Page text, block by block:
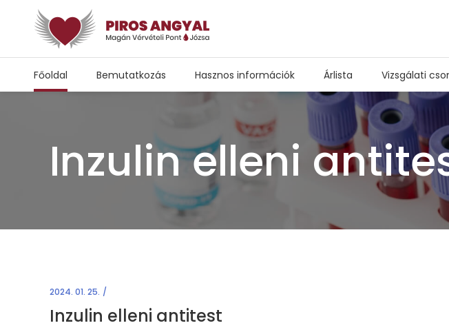
Főoldal Bemutatkozás Hasznos információk Árlista Vizsgálati
Inzulin elleni
2024. 01. 25.
Inzulin elleni antitest